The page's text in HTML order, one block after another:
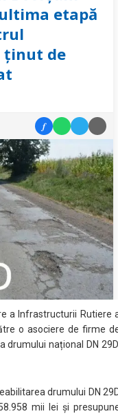
etapă
ținut de
f
a Infrastructurii Rutiere
o asociere de firme
național DN
drumului DN
mii lei și